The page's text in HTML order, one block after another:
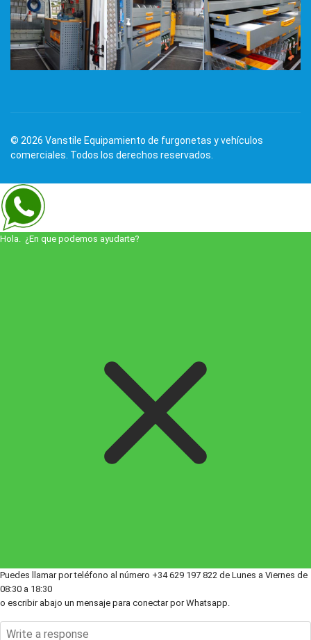
© 2026 Vanstile Equipamiento de furgonetas y vehículos
comerciales. Todos los derechos reservados.
Hola. ¿En que podemos ayudarte?
Puedes llamar por teléfono al número +34 629 197 822 de Lunes a Viernes de
08:30 a 18:30
o escribir abajo un mensaje para conectar por Whatsapp.